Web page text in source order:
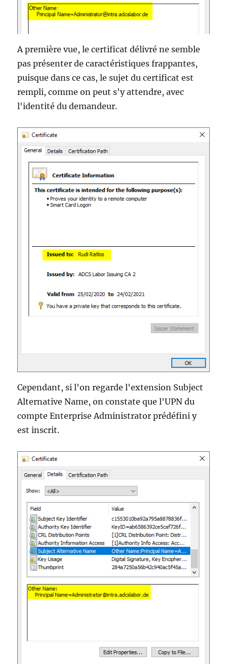
A première vue, le certificat délivré ne semble
pas présenter de caractéristiques frappantes,
puisque dans ce cas, le sujet du certificat est
rempli, comme on peut s'y attendre, avec
l'identité du demandeur.
Cependant, si l'on regarde l'extension Subject
Alternative Name, on constate que l'UPN du
compte Enterprise Administrator prédéfini y
est inscrit.